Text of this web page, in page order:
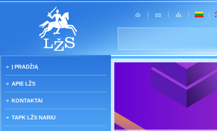
Į PRADŽIĄ
APIE LŽS
KONTAKTAI
TAPK LŽS NARIU